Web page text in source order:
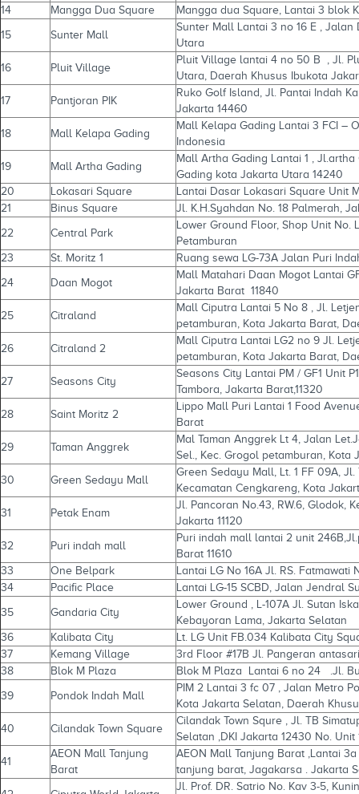
14
Mangga Dua Square Mangga dua Square, Lantai 3 blok
15 Sunter Mall
Sunter Mall Lantai 3 no 16 E , Jalan
Utara
16 Pluit Village
Pluit Village lantai 4 no 50 B , Jl.
Utara, Daerah Khusus Ibukota
17 Pantjoran PIK
Ruko Golf Island, Jl. Pantai Indah
Jakarta 14460
18 Mall Kelapa Gading
Mall Kelapa Gading Lantai 3 FCI –
Indonesia
19 Mall Artha Gading
Mall Artha Gading Lantai 1 ,
Gading kota Jakarta Utara 14240
20
Lokasari Square
Lantai Dasar Lokasari Square Unit
21
Binus Square Jl. K.H.Syahdan No. 18 Palmerah,
22 Central Park
Lower Ground Floor, Shop Unit No.
Petamburan
23
St. Moritz 1 Ruang sewa LG-73A Jalan Puri
24 Daan Mogot
Mall Matahari Daan Mogot Lantai
Jakarta Barat 11840
25 Citraland
Mall Ciputra Lantai 5 No 8 , Jl.
petamburan, Kota Jakarta Barat,
26 Citraland 2
Mall Ciputra Lantai LG2 no 9 Jl.
petamburan, Kota Jakarta Barat,
27 Seasons City
Seasons City Lantai PM / GF1 Unit
Tambora, Jakarta Barat,11320
28 Saint Moritz 2
Lippo Mall Puri Lantai 1 Food
Barat
29 Taman Anggrek
Mal Taman Anggrek Lt 4, Jalan
Sel., Kec. Grogol petamburan, Kota
30 Green Sedayu Mall
Green Sedayu Mall, Lt. 1 FF 09A, Jl.
Kecamatan Cengkareng, Kota
31 Petak Enam
Jl. Pancoran No.43, RW.6, Glodok,
Jakarta 11120
32 Puri indah mall
Puri indah mall lantai 2 unit
Barat 11610
33
One Belpark
Lantai LG No 16A Jl. RS. Fatmawati
34
Pacific Place Lantai LG-15 SCBD, Jalan Jendral
35 Gandaria City
Lower Ground , L-107A Jl. Sutan
Kebayoran Lama, Jakarta Selatan
36
Kalibata City
Lt. LG Unit FB.034 Kalibata City
37
Kemang Village
3rd Floor #17B Jl. Pangeran
38
Blok M Plaza Blok M Plaza Lantai 6 no 24 .Jl.
39 Pondok Indah Mall
PIM 2 Lantai 3 fc 07 , Jalan Metro
Kota Jakarta Selatan, Daerah
40 Cilandak Town Square
Cilandak Town Squre , Jl. TB
Selatan ,DKI Jakarta 12430 No. Unit
41
AEON Mall Tanjung
Barat
AEON Mall Tanjung Barat ,Lantai
tanjung barat, Jagakarsa . Jakarta
Jl. Prof. DR. Satrio No. Kav 3-5,